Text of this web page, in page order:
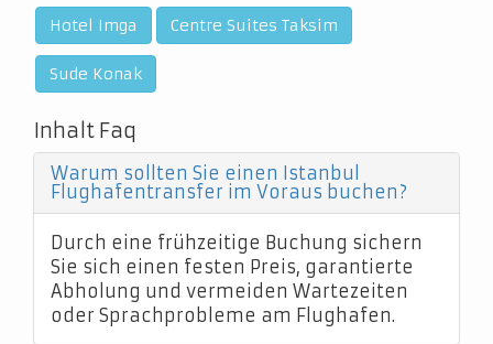
Hotel Imga Centre Suites Taksim
Sude Konak
Inhalt Faq
Warum sollten Sie einen Istanbul
Flughafentransfer im Voraus buchen?
Durch eine frühzeitige Buchung sichern
Sie sich einen festen Preis, garantierte
Abholung und vermeiden Wartezeiten
oder Sprachprobleme am Flughafen.